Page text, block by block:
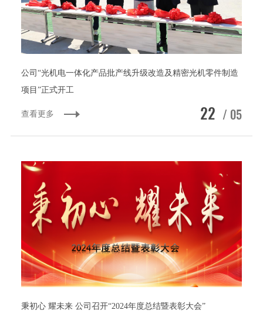
公司“光机电一体化产品批产线升级改造及精密光机零件制造
项目”正式开工
查看更多 22 / 05
秉初心 耀未来 公司召开“2024年度总结暨表彰大会”